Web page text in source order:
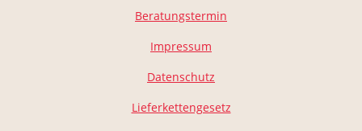
Beratungstermin
Impressum
Datenschutz
Lieferkettengesetz